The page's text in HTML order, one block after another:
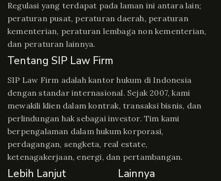
Regulasi yang terdapat pada laman ini antara lain;
peraturan pusat, peraturan daerah, peraturan
kementerian, peraturan lembaga non kementerian,
dan peraturan lainnya.
Tentang SIP Law Firm
SIP Law Firm adalah kantor hukum di Indonesia
dengan standar internasional. Sejak 2007, kami
mewakili klien dalam kontrak, transaksi bisnis, dan
perlindungan hak sebagai investor. Tim kami
berpengalaman dalam hukum korporasi,
perdagangan, sengketa, real estate,
ketenagakerjaan, energi, dan pertambangan.
Lebih Lanjut Lainnya